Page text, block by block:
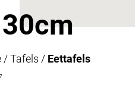
/Tafels / Eettafels